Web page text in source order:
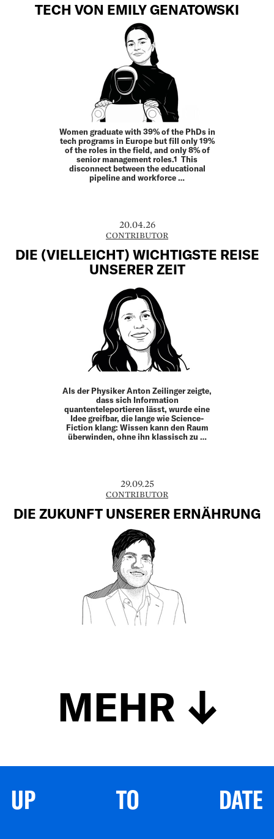
TECH VON EMILY GENATOWSKI
Women graduate with 39% of the PhDs in
tech programs in Europe but fill only 19%
of the roles in the field, and only 8% of
senior management roles.1 This
disconnect between the educational
pipeline and workforce …
20.04.26
CONTRIBUTOR
DIE (VIELLEICHT) WICHTIGSTE REISE
UNSERER ZEIT
Als der Physiker Anton ­Zeilinger zeigte,
dass sich Information
quantenteleportieren lässt, wurde eine
Idee greifbar, die lange wie Science-
Fiction klang: Wissen kann den Raum
überwinden, ohne ihn klassisch zu …
29.09.25
CONTRIBUTOR
DIE ZUKUNFT UNSERER ERNÄHRUNG
MEHR
UP TO DATE